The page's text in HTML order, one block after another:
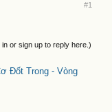
#1
in or sign up to reply here.)
Đốt Trong - Vòng